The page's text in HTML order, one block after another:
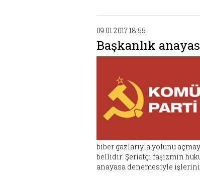
09.01.2017 18:55
Başkanlık
biber gazlarıyla yolunu
bellidir: Şeriatçı faşizmin
anayasa denemesiyle işlerini